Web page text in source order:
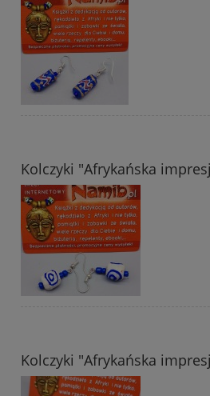
Kolczyki "Afrykańska
Kolczyki "Afrykańska